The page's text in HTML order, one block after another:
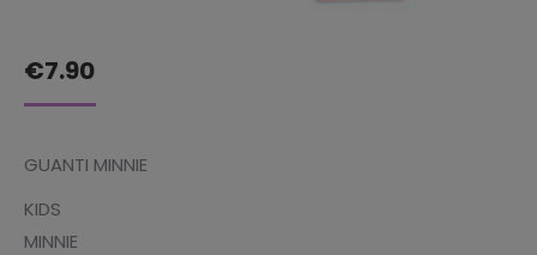
€7.90
GUANTI MINNIE
KIDS
MINNIE